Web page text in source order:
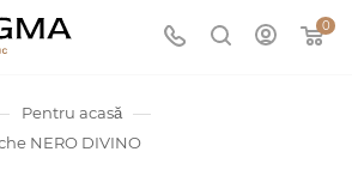
0
Pentru acasă —
NERO DIVINO